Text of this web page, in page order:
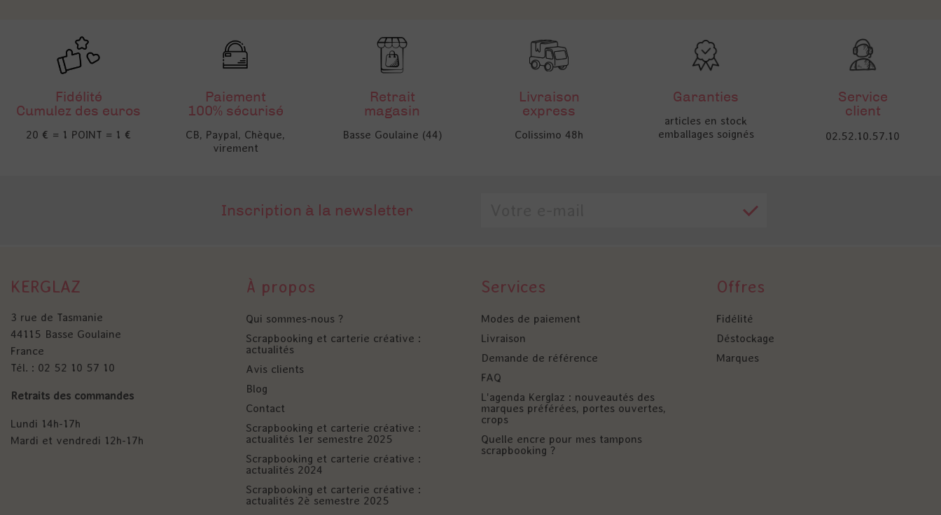
Fidélité
Cumulez des euros
20 € = 1 POINT = 1 €
Paiement
100% sécurisé
CB, Paypal, Chèque,
virement
Retrait
magasin
Basse Goulaine (44)
Livraison
express
Colissimo 48h
Garanties
articles en stock
emballages soignés
Service
client
02.52.10.57.10
Inscription à la newsletter
KERGLAZ
3 rue de Tasmanie
44115 Basse Goulaine
France
Tél. : 02 52 10 57 10
Retraits des commandes
Lundi 14h-17h
Mardi et vendredi 12h-17h
À propos
Qui sommes-nous ?
Scrapbooking et carterie créative :
actualités
Avis clients
Blog
Contact
Scrapbooking et carterie créative :
actualités 1er semestre 2025
Scrapbooking et carterie créative :
actualités 2024
Scrapbooking et carterie créative :
actualités 2è semestre 2025
Services
Modes de paiement
Livraison
Demande de référence
FAQ
L'agenda Kerglaz : nouveautés des
marques préférées, portes ouvertes,
crops
Quelle encre pour mes tampons
scrapbooking ?
Offres
Fidélité
Déstockage
Marques